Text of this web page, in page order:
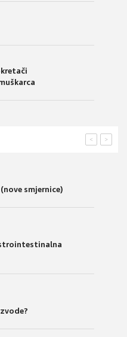
>
<
smjernice)